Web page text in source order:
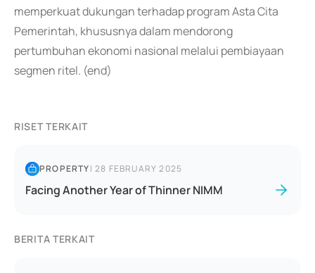
memperkuat dukungan terhadap program Asta Cita
Pemerintah, khususnya dalam mendorong
pertumbuhan ekonomi nasional melalui pembiayaan
segmen ritel. (end)
RISET TERKAIT
PROPERTY|28 FEBRUARY 2025
Facing Another Year of Thinner NIMM
BERITA TERKAIT